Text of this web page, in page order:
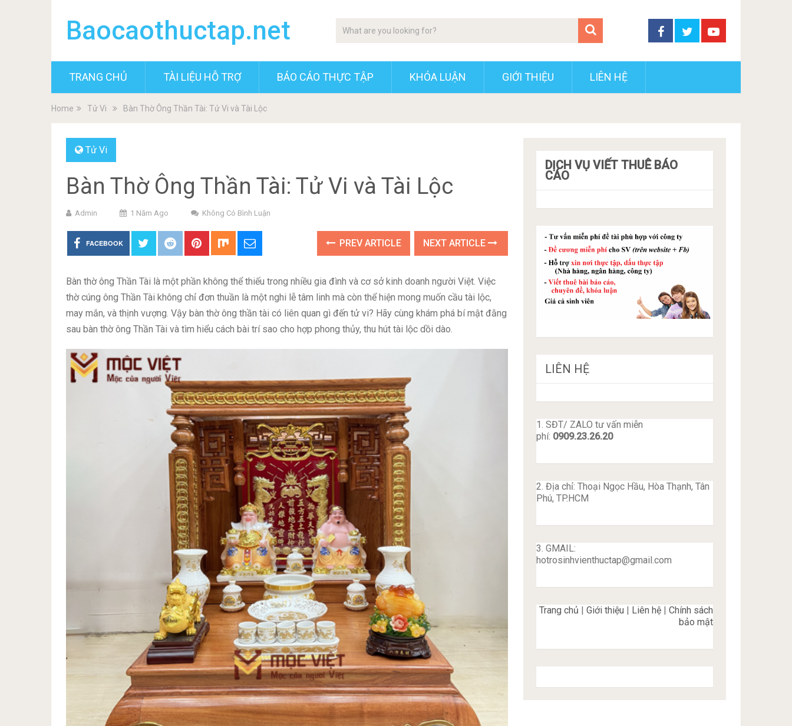
Baocaothuctap.net
TRANG CHỦ TÀI LIỆU HỖ TRỢ BÁO CÁO THỰC TẬP KHÓA LUẬN GIỚI THIỆU LIÊN HỆ
Home Tử Vi Bàn Thờ Ông Thần Tài: Tử Vi và Tài Lộc
Tử Vi
Bàn Thờ Ông Thần Tài: Tử Vi và Tài Lộc
Admin 1 Năm Ago Không Có Bình Luận
FACEBOOK PREV ARTICLE NEXT ARTICLE
Bàn thờ ông Thần Tài là một phần không thể thiếu trong nhiều gia đình và cơ sở kinh doanh người Việt. Việc
thờ cúng ông Thần Tài không chỉ đơn thuần là một nghi lễ tâm linh mà còn thể hiện mong muốn cầu tài lộc,
may mắn, và thịnh vượng. Vậy bàn thờ ông thần tài có liên quan gì đến tử vi? Hãy cùng khám phá bí mật đằng
sau bàn thờ ông Thần Tài và tìm hiểu cách bài trí sao cho hợp phong thủy, thu hút tài lộc dồi dào.
DỊCH VỤ VIẾT THUÊ BÁO
CÁO
LIÊN HỆ
1. SĐT/ ZALO tư vấn miễn
phí: 0909.23.26.20
2. Địa chỉ: Thoại Ngọc Hầu, Hòa Thạnh, Tân
Phú, TP.HCM
3. GMAIL:
hotrosinhvienthuctap@gmail.com
Trang chủ | Giới thiệu | Liên hệ | Chính sách
bảo mật